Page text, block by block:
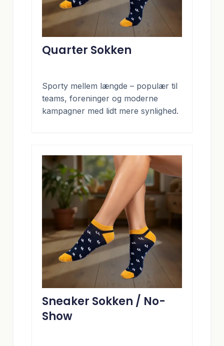
Quarter Sokken
Sporty mellem længde – populær til
teams, foreninger og moderne
kampagner med lidt mere synlighed.
Sneaker Sokken / No-
Show